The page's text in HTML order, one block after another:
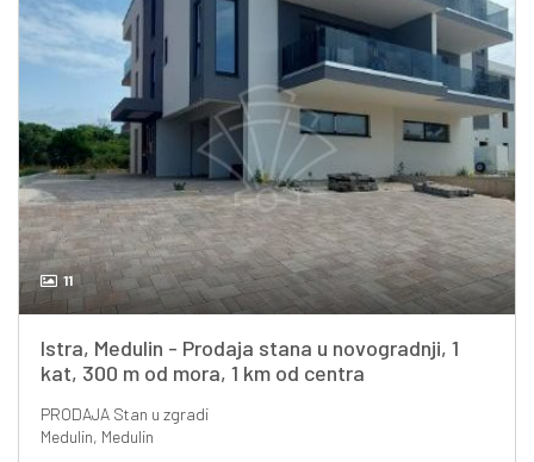
11
Istra, Medulin - Prodaja stana u novogradnji, 1
kat, 300 m od mora, 1 km od centra
PRODAJAStan u zgradi
Medulin, Medulin